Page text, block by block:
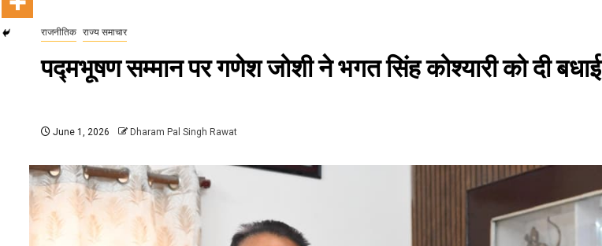
राजनीतिक राज्य समाचार
पद्मभूषण सम्मान पर गणेश जोशी ने भगत सिंह कोश्यारी को दी बधाई
June 1, 2026 Dharam Pal Singh Rawat